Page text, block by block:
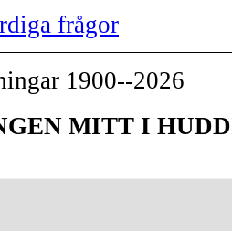
frågor
1900--2026
MITT I